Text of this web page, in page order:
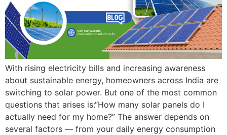
With rising electricity bills and increasing awareness
about sustainable energy, homeowners across India are
switching to solar power. But one of the most common
questions that arises is:“How many solar panels do I
actually need for my home?” The answer depends on
several factors — from your daily energy consumption